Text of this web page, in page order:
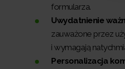
formularza.
Uwydatnienie
zauważone przez
i wymagają
Personalizacja